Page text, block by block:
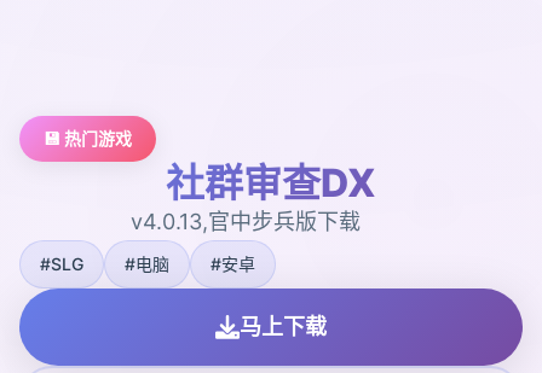
💾 热门游戏
社群审查DX
v4.0.13,官中步兵版下载
#SLG #电脑 #安卓
马上下载